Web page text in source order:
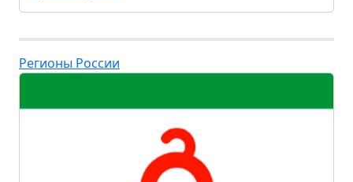
Регионы России